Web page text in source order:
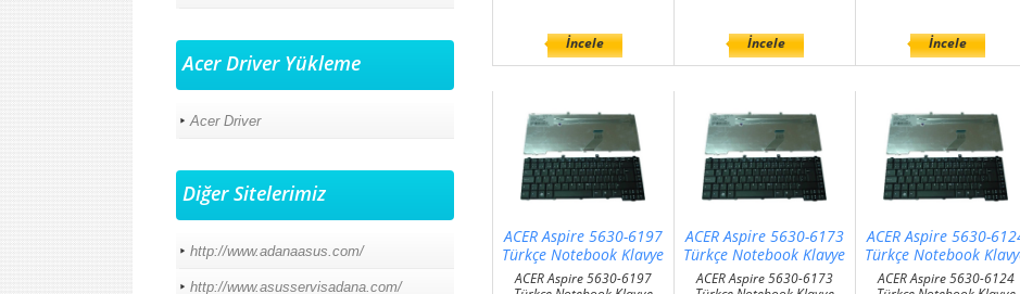
Acer Driver Yükleme
Acer Driver
Diğer Sitelerimiz
http://www.adanaasus.com/
http://www.asusservisadana.com/
İncele İncele İncele
ACER Aspire 5630-6197
Türkçe Notebook Klavye
ACER Aspire 5630-6197
ACER Aspire 5630-6173
Türkçe Notebook Klavye
ACER Aspire 5630-6173
ACER Aspire 5630-
Türkçe Notebook
ACER Aspire 5630-6124